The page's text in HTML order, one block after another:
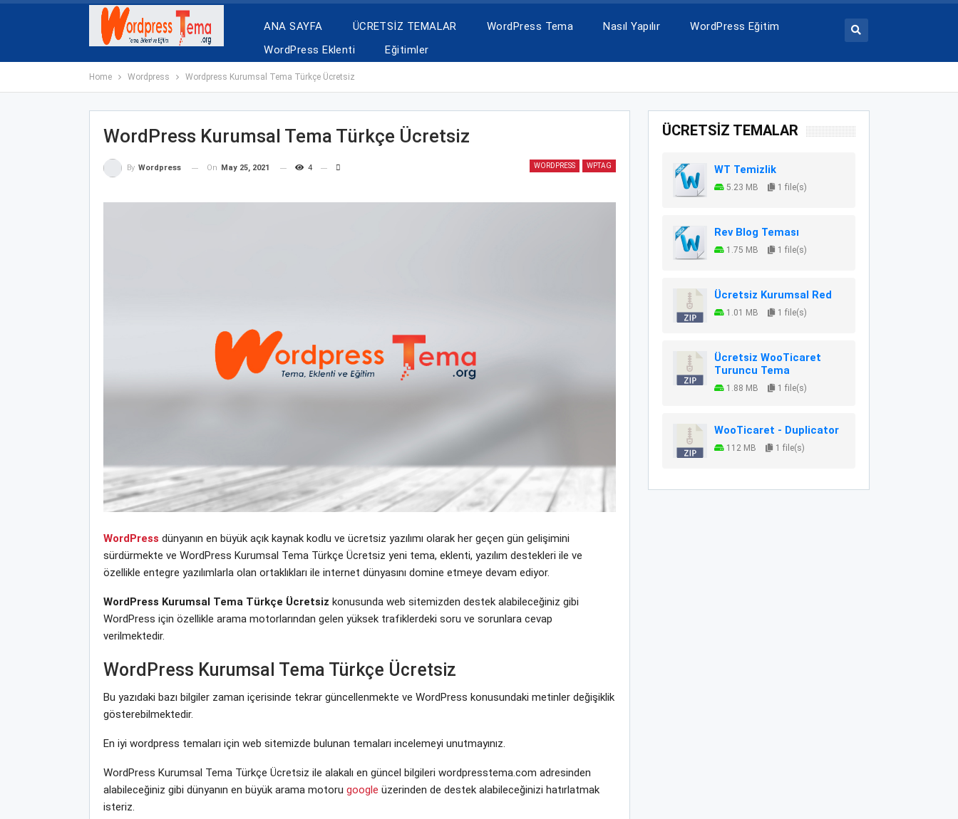
ANA SAYFA ÜCRETSİZ TEMALAR WordPress Tema Nasıl Yapılır
WordPress Eğitim
WordPress Eklenti
Eğitimler
Home Wordpress Wordpress Kurumsal Tema Türkçe Ücretsiz
WordPress Kurumsal Tema Türkçe Ücretsiz
WORDPRESS WPTAG
By Wordpress On May 25, 2021 4
WordPress dünyanın en büyük açık kaynak kodlu ve ücretsiz yazılımı olarak her geçen gün gelişimini
sürdürmekte ve WordPress Kurumsal Tema Türkçe Ücretsiz yeni tema, eklenti, yazılım destekleri ile ve
özellikle entegre yazılımlarla olan ortaklıkları ile internet dünyasını domine etmeye devam ediyor.
WordPress Kurumsal Tema Türkçe Ücretsiz konusunda web sitemizden destek alabileceğiniz gibi
WordPress için özellikle arama motorlarından gelen yüksek trafiklerdeki soru ve sorunlara cevap
verilmektedir.
WordPress Kurumsal Tema Türkçe Ücretsiz
Bu yazıdaki bazı bilgiler zaman içerisinde tekrar güncellenmekte ve WordPress konusundaki metinler değişiklik
gösterebilmektedir.
En iyi wordpress temaları için web sitemizde bulunan temaları incelemeyi unutmayınız.
WordPress Kurumsal Tema Türkçe Ücretsiz ile alakalı en güncel bilgileri wordpresstema.com adresinden
alabileceğiniz gibi dünyanın en büyük arama motoru google üzerinden de destek alabileceğinizi hatırlatmak
isteriz.
ÜCRETSİZ TEMALAR
WT Temizlik
5.23 MB 1 file(s)
Rev Blog Teması
1.75 MB 1 file(s)
Ücretsiz Kurumsal Red
1.01 MB 1 file(s)
Ücretsiz WooTicaret
Turuncu Tema
1.88 MB 1 file(s)
WooTicaret - Duplicator
112 MB 1 file(s)